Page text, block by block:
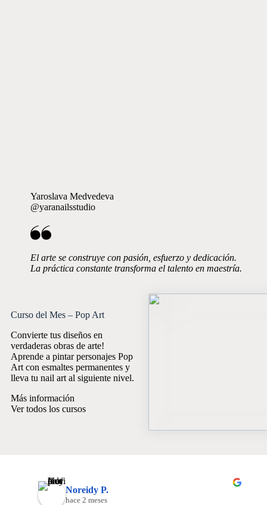
Yaroslava Medvedeva
@yaranailsstudio
El arte se construye con pasión, esfuerzo y dedicación.
La práctica constante transforma el talento en maestría.
Curso del Mes – Pop Art
Convierte tus diseños en
verdaderas obras de arte!
Aprende a pintar personajes Pop
Art con esmaltes permanentes y
lleva tu nail art al siguiente nivel.
Más información
Ver todos los cursos
Noreidy P.
hace 2 meses